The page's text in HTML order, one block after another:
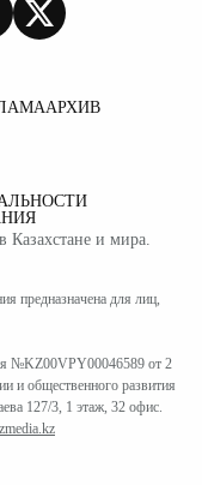
АРХИВ
и мира.
предназначена для лиц,
№KZ00VPY00046589 от 2
и общественного развития
127/3, 1 этаж, 32 офис.